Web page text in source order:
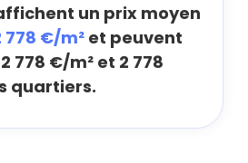
un prix moyen
778 €/m² et peuvent
778 €/m² et 2 778
quartiers.